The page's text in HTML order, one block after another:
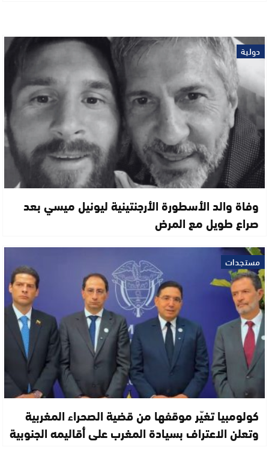
دولية
وفاة والد الأسطورة الأرجنتينية ليونيل ميسي بعد
صراع طويل مع المرض
مستجدات
كولومبيا تغيّر موقفها من قضية الصحراء المغربية
وتعلن الاعتراف بسيادة المغرب على أقاليمه الجنوبية